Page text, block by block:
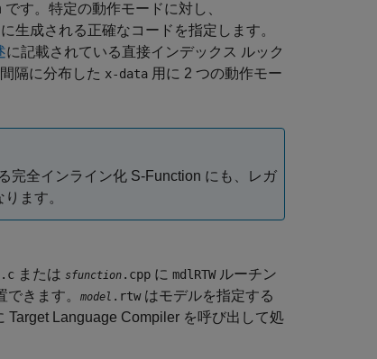
す。特定の動作モードに対し、
生成される正確なコードを指定します。
に記載されている直接インデックス ルック
隔に分布した x-data 用に 2 つの動作モー
完全インライン化 S-Function にも、レガ
ます。
.c または sfunction .cpp に mdlRTWルーチン
きます。 model .rtwはモデルを指定する
Target Language Compiler を呼び出して処